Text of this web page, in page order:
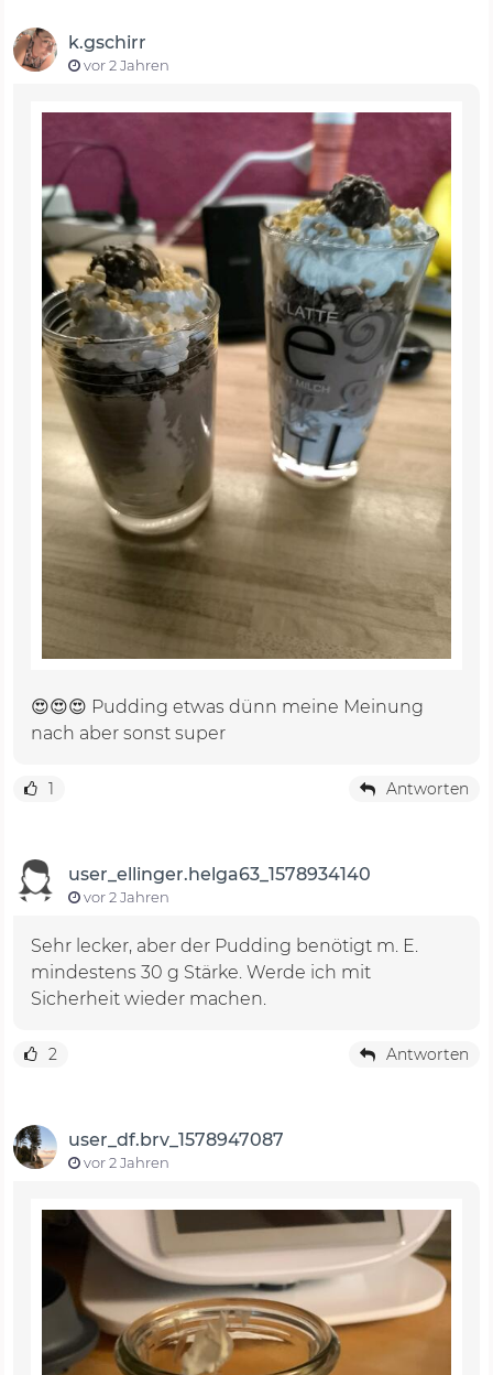
k.gschirr
vor 2 Jahren
😍😍😍 Pudding etwas dünn meine Meinung
nach aber sonst super
1 Antworten
user_ellinger.helga63_1578934140
vor 2 Jahren
Sehr lecker, aber der Pudding benötigt m. E.
mindestens 30 g Stärke. Werde ich mit
Sicherheit wieder machen.
2 Antworten
user_df.brv_1578947087
vor 2 Jahren